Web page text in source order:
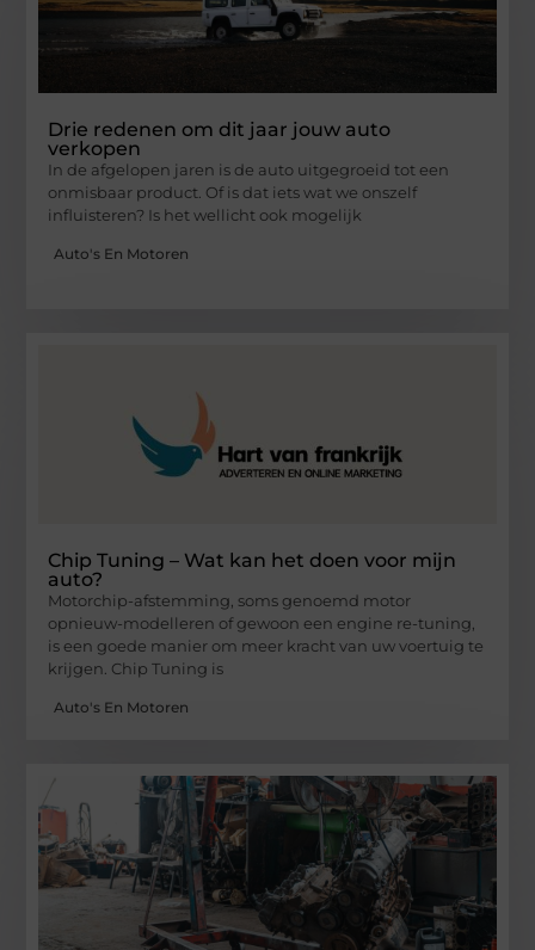
Drie redenen om dit jaar jouw auto
verkopen
In de afgelopen jaren is de auto uitgegroeid tot een
onmisbaar product. Of is dat iets wat we onszelf
influisteren? Is het wellicht ook mogelijk
Auto's En Motoren
Chip Tuning – Wat kan het doen voor mijn
auto?
Motorchip-afstemming, soms genoemd motor
opnieuw-modelleren of gewoon een engine re-tuning,
is een goede manier om meer kracht van uw voertuig te
krijgen. Chip Tuning is
Auto's En Motoren